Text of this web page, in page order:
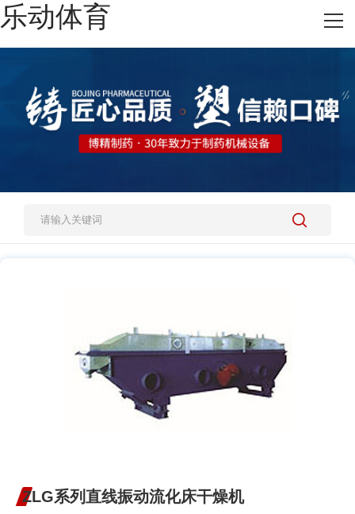
乐动体育
网站乐动体育
施工案例
人才招聘
ZLG系列直线振动流化床干燥机